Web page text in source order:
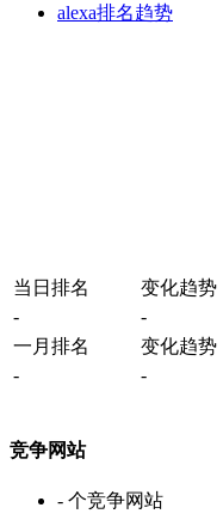
alexa排名趋势
当日排名 变化趋势
-
-
一月排名
变化趋势
-
-
竞争网站
- 个竞争网站